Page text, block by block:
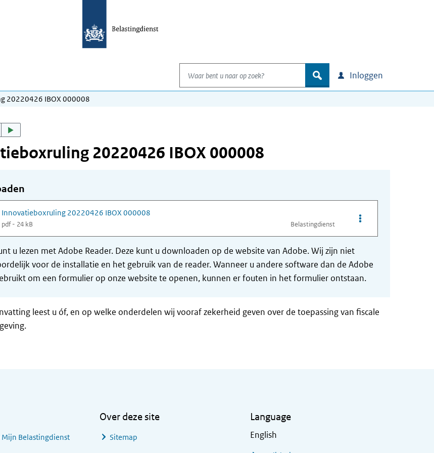
Waar bent u naar op zoek?
zoek Inloggen
20220426 IBOX 000008
20220426 IBOX 000008
Innovatieboxruling 20220426 IBOX 000008
pdf - 24 kB Belastingdienst
Opties van bestand
u lezen met Adobe Reader. Deze kunt u downloaden op de website van Adobe. Wij zijn niet
voor de installatie en het gebruik van de reader. Wanneer u andere software dan de Adobe
om een formulier op onze website te openen, kunnen er fouten in het formulier ontstaan.
leest u óf, en op welke onderdelen wij vooraf zekerheid geven over de toepassing van fiscale
Belastingdienst
Over deze site
Sitemap
Language
English